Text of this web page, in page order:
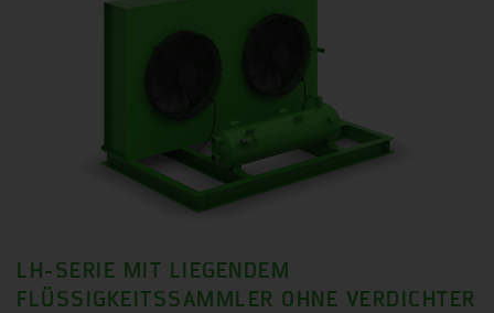
LH-SERIE MIT LIEGENDEM
FLÜSSIGKEITSSAMMLER OHNE VERDICHTER